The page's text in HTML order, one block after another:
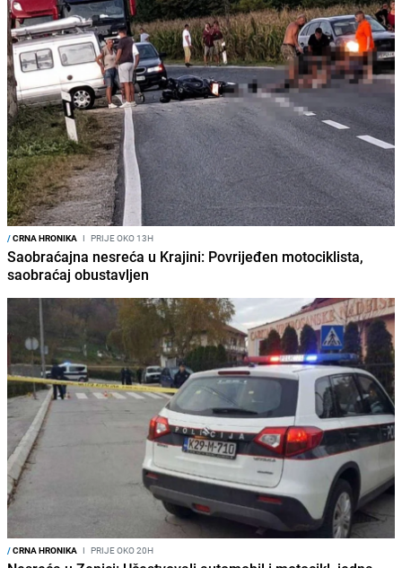
/CRNA HRONIKA I PRIJE OKO 13H
Saobraćajna nesreća u Krajini: Povrijeđen motociklista,
saobraćaj obustavljen
/CRNA HRONIKA I PRIJE OKO 20H